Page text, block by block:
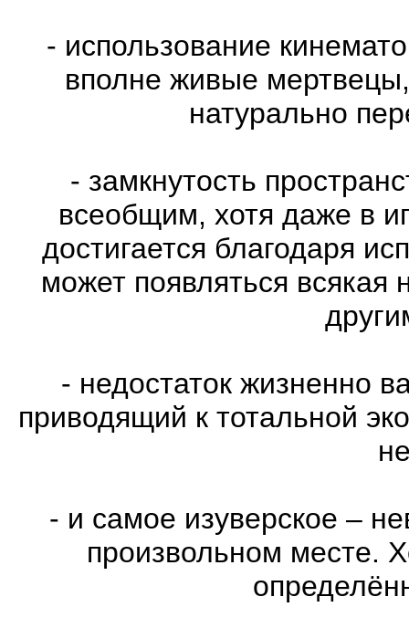
- использование
вполне живые
натурально
- замкнутость
всеобщим, хотя даже в
достигается благодаря
может появляться всякая
- недостаток жизненно
приводящий к тотальной
- и самое изуверское –
произвольном месте.